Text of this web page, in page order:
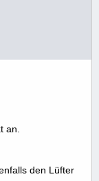
an.
den Lüfter